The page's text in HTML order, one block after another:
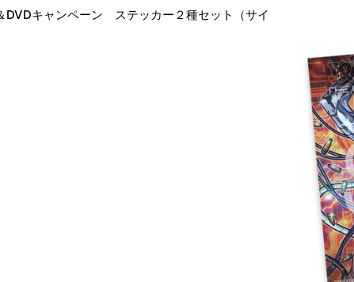
キャンペーン ステッカー２種セット（サイ